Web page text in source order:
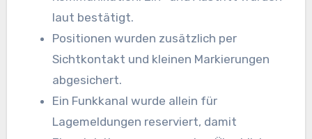
laut bestätigt.
Positionen wurden zusätzlich per
Sichtkontakt und kleinen Markierungen
abgesichert.
Ein Funkkanal wurde allein für
Lagemeldungen reserviert, damit